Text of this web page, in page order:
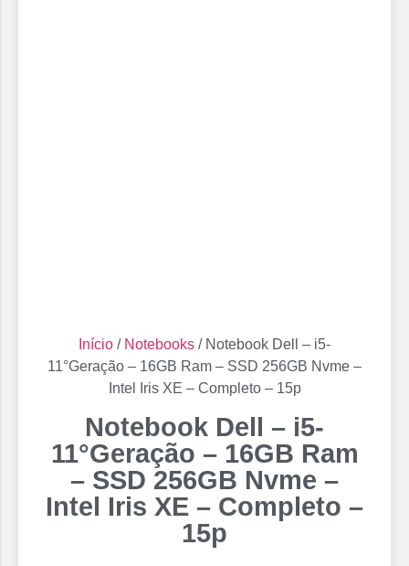
Início / Notebooks / Notebook Dell – i5-
11°Geração – 16GB Ram – SSD 256GB Nvme –
Intel Iris XE – Completo – 15p
Notebook Dell – i5-
11°Geração – 16GB Ram
– SSD 256GB Nvme –
Intel Iris XE – Completo –
15p